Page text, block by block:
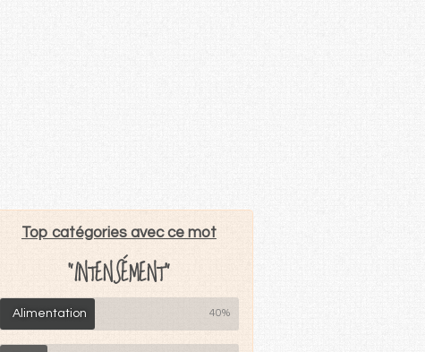
Top catégories avec ce mot
"INTENSÉMENT"
Alimentation 40%